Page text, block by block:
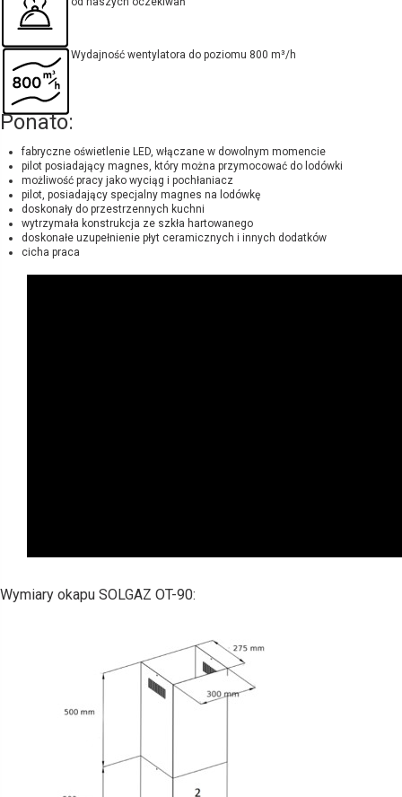
Wydajność wentylatora do poziomu 800 m³/h
Ponato:
fabryczne oświetlenie LED, włączane w dowolnym momencie
pilot posiadający magnes, który można przymocować do lodówki
możliwość pracy jako wyciąg i pochłaniacz
pilot, posiadający specjalny magnes na lodówkę
doskonały do przestrzennych kuchni
wytrzymała konstrukcja ze szkła hartowanego
doskonałe uzupełnienie płyt ceramicznych i innych dodatków
cicha praca
Wymiary okapu SOLGAZ OT-90: